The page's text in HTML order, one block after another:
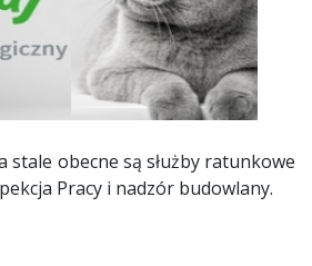
stale obecne są służby ratunkowe
Pracy i nadzór budowlany.